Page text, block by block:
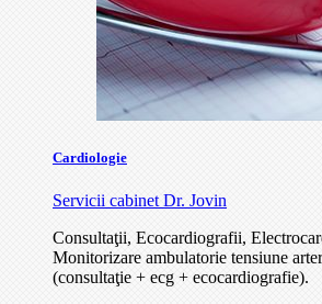
Cardiologie
Servicii cabinet Dr. Jovin
Consultaţii, Ecocardiografii,
Monitorizare ambulatorie tensiune
(consultaţie + ecg + ecocardiografie).